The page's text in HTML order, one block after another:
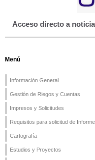
Acceso directo a
Menú
Información General
Gestión de Riegos y Cuentas
Impresos y Solicitudes
Requisitos para solicitud de
Cartografía
Estudios y Proyectos